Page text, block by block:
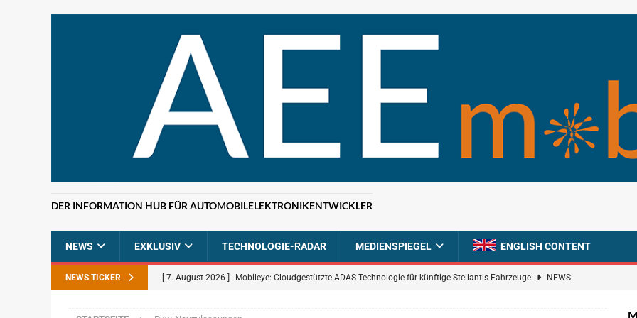
DER INFORMATION HUB FÜR AUTOMOBILELEKTRONIKENTWICKLER
NEWS EXKLUSIV TECHNOLOGIE-RADAR MEDIENSPIEGEL ENGLISH CONTENT
NEWS TICKER [ 7. August 2026 ] Mobileye: Cloudgestützte ADAS-Technologie für künftige Stellantis-Fahrzeuge NEWS